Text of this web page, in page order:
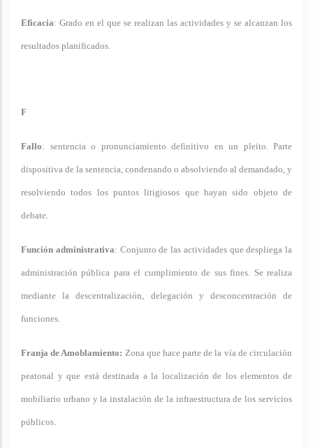
Eficacia: Grado en el que se realizan las actividades y se alcanzan los
resultados planificados.
F
Fallo: sentencia o pronunciamiento definitivo en un pleito. Parte
dispositiva de la sentencia, condenando o absolviendo al demandado, y
resolviendo todos los puntos litigiosos que hayan sido objeto de
debate.
Función administrativa: Conjunto de las actividades que despliega la
administración pública para el cumplimiento de sus fines. Se realiza
mediante la descentralización, delegación y desconcentración de
funciones.
Franja de Amoblamiento: Zona que hace parte de la vía de circulación
peatonal y que está destinada a la localización de los elementos de
mobiliario urbano y la instalación de la infraestructura de los servicios
públicos.